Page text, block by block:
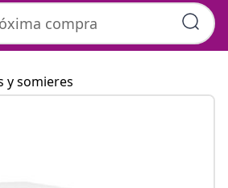
y somieres